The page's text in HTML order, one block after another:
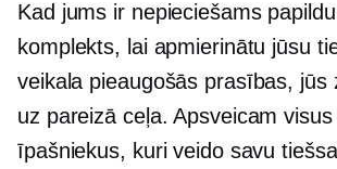
Kad jums ir nepieciešams
komplekts, lai apmierinātu jūsu
veikala pieaugošās prasības, jūs
uz pareizā ceļa. Apsveicam
īpašniekus, kuri veido savu